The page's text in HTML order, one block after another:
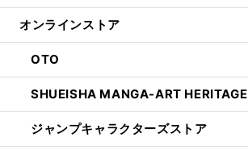
オンラインストア
OTO
SHUEISHA MANGA-ART HERITAGE
ジャンプキャラクターズストア